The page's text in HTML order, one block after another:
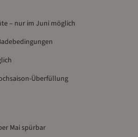
– nur im Juni möglich
Überfüllung
Mai spürbar